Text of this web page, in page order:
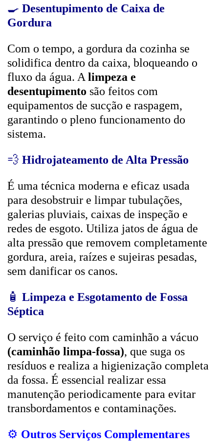
🍳 Desentupimento de Caixa de
Gordura
Com o tempo, a gordura da cozinha se
solidifica dentro da caixa, bloqueando o
fluxo da água. A limpeza e
desentupimento são feitos com
equipamentos de sucção e raspagem,
garantindo o pleno funcionamento do
sistema.
💨 Hidrojateamento de Alta Pressão
É uma técnica moderna e eficaz usada
para desobstruir e limpar tubulações,
galerias pluviais, caixas de inspeção e
redes de esgoto. Utiliza jatos de água de
alta pressão que removem completamente
gordura, areia, raízes e sujeiras pesadas,
sem danificar os canos.
🧴 Limpeza e Esgotamento de Fossa
Séptica
O serviço é feito com caminhão a vácuo
(caminhão limpa-fossa), que suga os
resíduos e realiza a higienização completa
da fossa. É essencial realizar essa
manutenção periodicamente para evitar
transbordamentos e contaminações.
⚙️ Outros Serviços Complementares